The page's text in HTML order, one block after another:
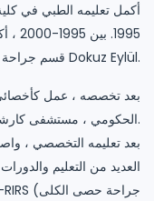
أكمل تعليمه الطبي في
قسم جراحة المسالك البولية بجامعة Dokuz Eylül.
بعد تخصصه ، عمل
الحكومي ، مستشفى كارشيياكا الحكومي ، مستشفى كيمالباسا الحكومي.
بعد تعليمه التخصصي ،
العديد من التعليم